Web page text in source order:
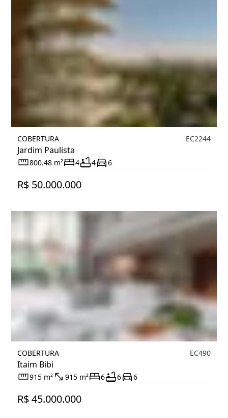
COBERTURA
Jardim Paulista
EC2244
800.48 m² 4 4 6
R$ 50.000.000
COBERTURA
Itaim Bibi
EC490
915 m² 915 m² 6 6 6
R$ 45.000.000